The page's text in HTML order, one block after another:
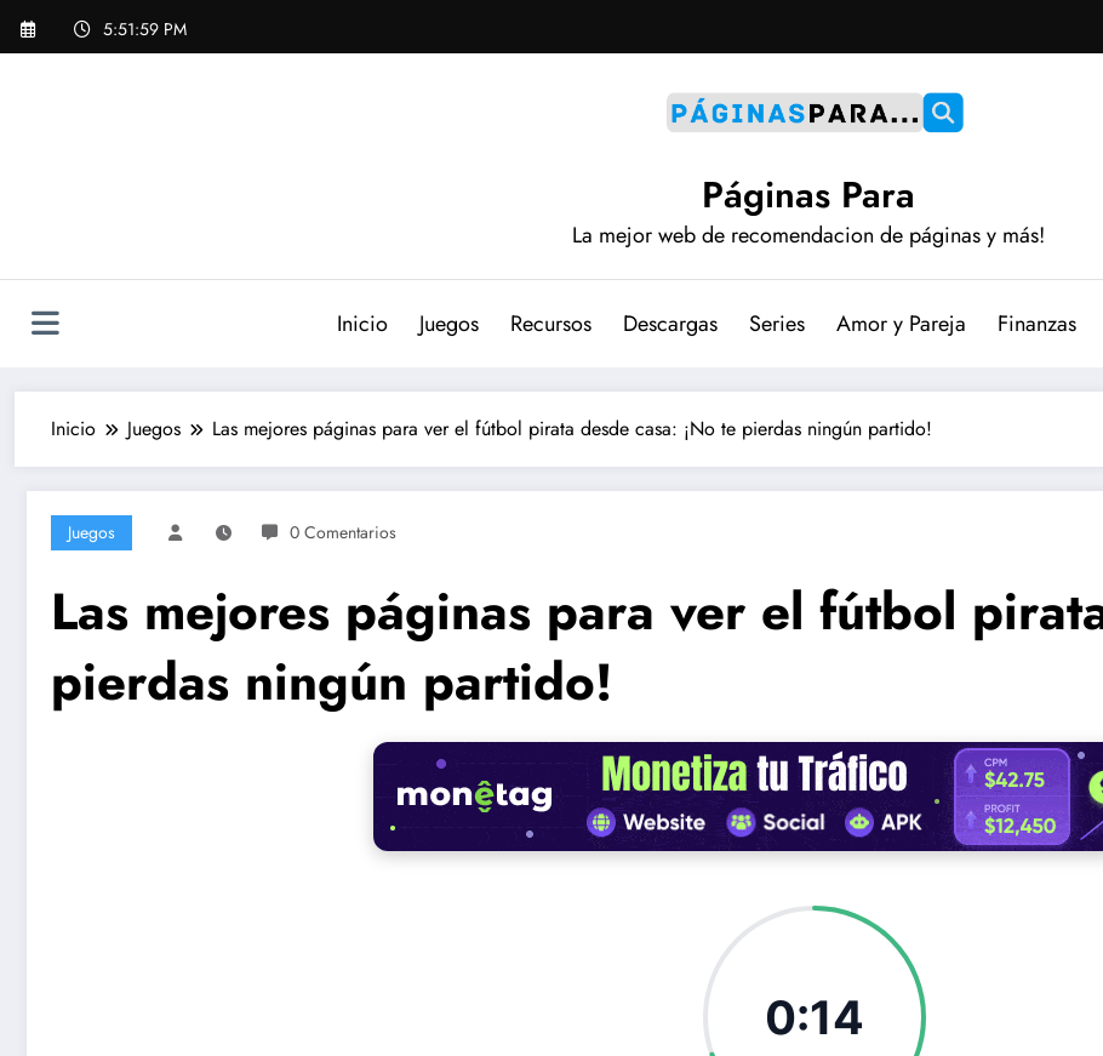
Saltar
5:52:00 PM
Páginas Para
La mejor web de recomendacion de páginas y más!
Inicio Juegos Recursos Descargas Series Amor y Pareja Finanzas
Inicio Juegos Las mejores páginas para ver el fútbol pirata desde casa: ¡No te pierdas ningún partido!
Juegos 0 Comentarios
Las mejores páginas para ver el fútbol
pierdas ningún partido!
0:12